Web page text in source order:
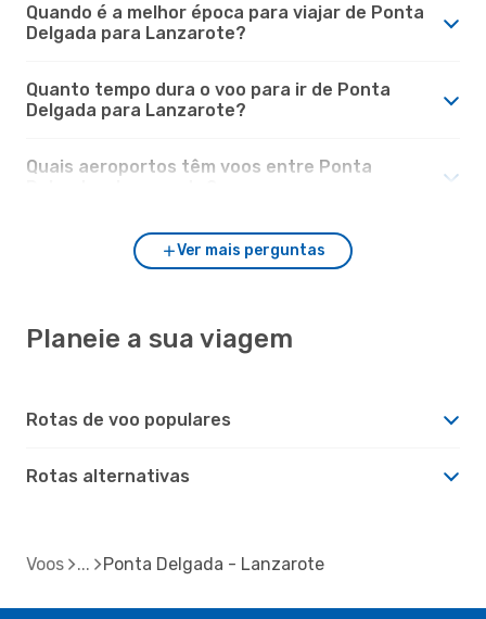
Quando é a melhor época para viajar de Ponta
Delgada para Lanzarote?
Quanto tempo dura o voo para ir de Ponta
Delgada para Lanzarote?
Quais aeroportos têm voos entre Ponta
Ver mais perguntas
Planeie a sua viagem
Rotas de voo populares
Rotas alternativas
Voos Ponta Delgada - Lanzarote